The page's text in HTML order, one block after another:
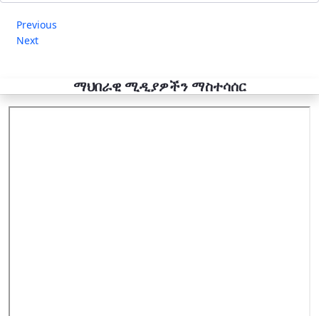
Previous
Next
ማህበራዊ ሚዲያዎችን ማስተሳሰር